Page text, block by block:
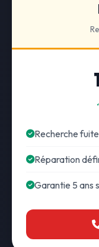
Recherche
Réparation
Garantie 5 ans